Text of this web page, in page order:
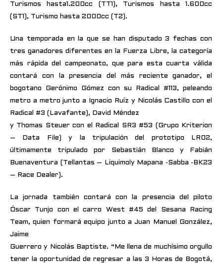
Turismos hasta1.200cc (TT1), Turismos hasta 1.600cc
(ST1), Turismo hasta 2000cc (T2).
Una temporada en la que se han disputado 3 fechas con
tres ganadores diferentes en la Fuerza
Libre, la categoría
más rápida del campeonato, que para esta cuarta válida
contará con lapresencia del más reciente ganador, el
bogotano Gerónimo Gómez con su Radical #113, peleando
metro a metro junto a Ignacio Ruíz y Nicolás Castillo con el
Radical #3 (Lavafante), David Méndez
y Thomas Steuer con el Radical SR3 #53 (Grupo Kriterion
– Data File) y la tripulación del prototipo LR02,
últimamente tripulado por Sebastián Blanco y Fabián
Buenaventura (Tellantas – Liquimoly Mapana -Sabba -BK23
– Race Dealer).
La jornada también contará con la presencia del piloto
Óscar Tunjo con el carro West #45del Sesana Racing
Team, quien formará equipo junto a Juan Manuel González,
Jaime
Guerrero y Nicolás Baptiste. “Me llena de muchísimo orgullo
tener la oportunidad de regresar a las 3 Horas de Bogotá,